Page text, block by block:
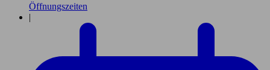
Öffnungszeiten
|